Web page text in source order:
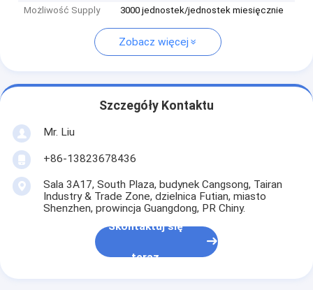
Możliwość Supply 3000 jednostek/jednostek miesięcznie
Zobacz więcej
Szczegóły Kontaktu
Mr. Liu
+86-13823678436
Sala 3A17, South Plaza, budynek Cangsong, Tairan
Industry & Trade Zone, dzielnica Futian, miasto
Shenzhen, prowincja Guangdong, PR Chiny.
Skontaktuj się
teraz